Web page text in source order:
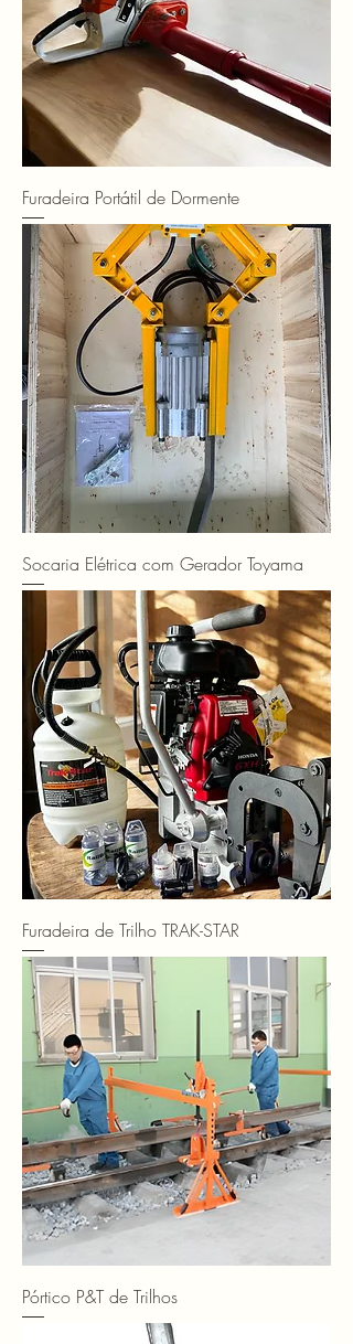
Furadeira Portátil de Dormente
Socaria Elétrica com Gerador Toyama
Furadeira de Trilho TRAK-STAR
Pórtico P&T de Trilhos